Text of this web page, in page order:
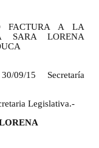
FACTURA A LA
SARA LORENA
15 Secretaría
Legislativa.-